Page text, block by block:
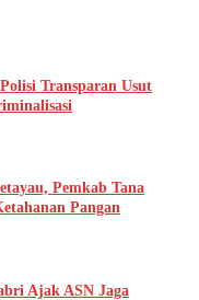
Transparan Usut
Pemkab Tana
Pangan
Ajak ASN Jaga